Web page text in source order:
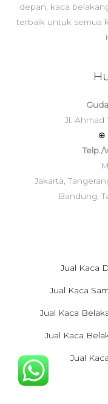
depan, kaca
terbaik untuk semua
Jl. Ahmad
⊕
Telp./
Jakarta,
Bandung,
Jual Kaca
Jual Kaca
Jual Kaca
Jual Kaca
Jual